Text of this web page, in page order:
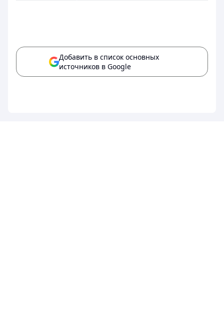
Добавить в список основных
источников в Google